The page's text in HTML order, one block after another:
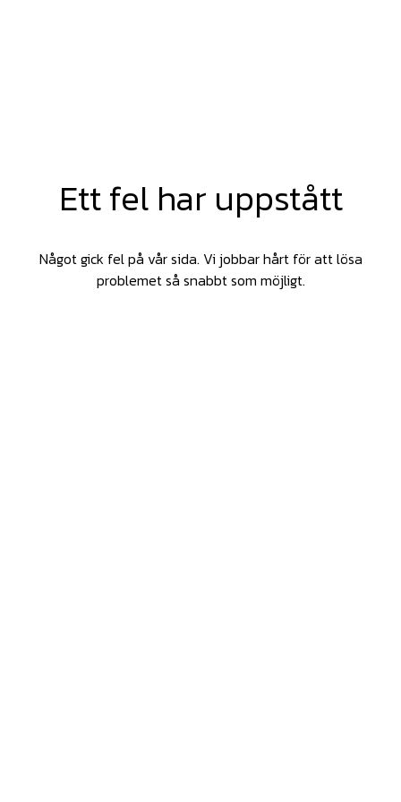
Ett fel har uppstått
Något gick fel på vår sida. Vi jobbar hårt för att lösa
problemet så snabbt som möjligt.